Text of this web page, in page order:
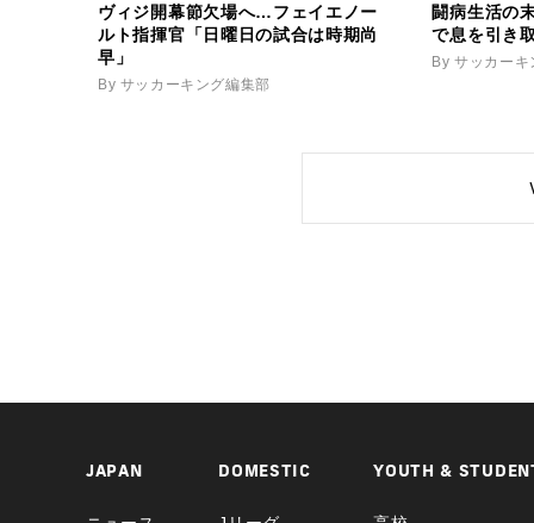
ヴィジ開幕節欠場へ…フェイエノー
ルト指揮官「日曜日の試合は時期尚
早」
By サッカーキング編集部
闘病生活の
で息を引き
By サッカーキ
JAPAN DOMESTIC YOUTH &